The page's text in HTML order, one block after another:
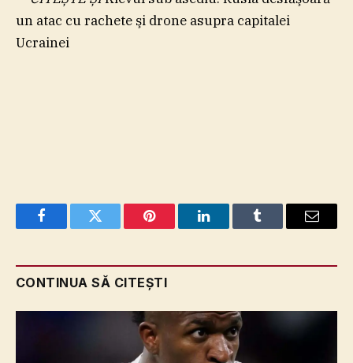
un atac cu rachete şi drone asupra capitalei
Ucrainei
FacebookTwitter Pinterest LinkedInTumblr Email
CONTINUA SĂ CITEȘTI